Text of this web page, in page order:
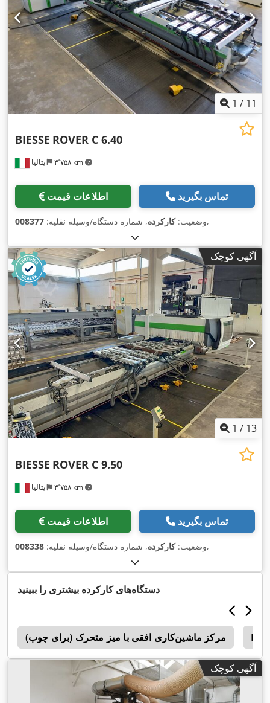
1 / 11
ایتالیا ۳٬۷۵۸ km
BIESSE ROVER C 6.40
اطلاعات قیمت تماس بگیرید
وضعیت:کارکرده, شماره دستگاه/وسیله نقلیه: 008377 ,
آگهی کوچک
1 / 13
ایتالیا ۳٬۷۵۸ km
BIESSE ROVER C 9.50
اطلاعات قیمت تماس بگیرید
وضعیت:کارکرده, شماره دستگاه/وسیله نقلیه: 008338 ,
دستگاه‌های کارکرده بیشتری را ببینید
مرکز ماشین‌کاری افقی با میز متحرک (برای چوب)
آگهی کوچک